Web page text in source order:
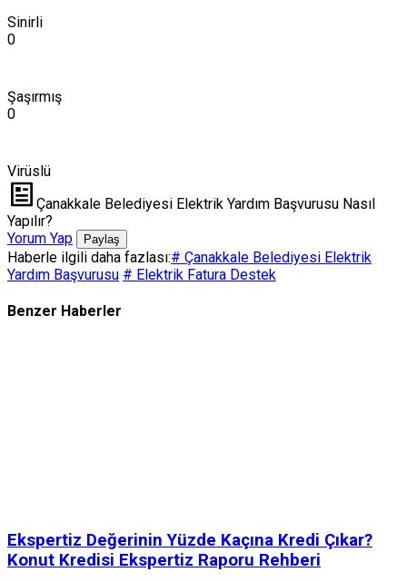
Sinirli
0
Şaşırmış
0
Virüslü
Çanakkale Belediyesi Elektrik Yardım Başvurusu Nasıl
Yapılır?
Yorum Yap
Paylaş
Haberle ilgili daha fazlası:# Çanakkale Belediyesi Elektrik
Yardım Başvurusu # Elektrik Fatura Destek
Benzer Haberler
Ekspertiz Değerinin Yüzde Kaçına Kredi Çıkar?
Konut Kredisi Ekspertiz Raporu Rehberi